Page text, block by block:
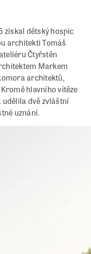
získal dětský hospic
architekti Tomáš
Čtyřstěn
Markem
architektů,
hlavního vítěze
dvě zvláštní
uznání.